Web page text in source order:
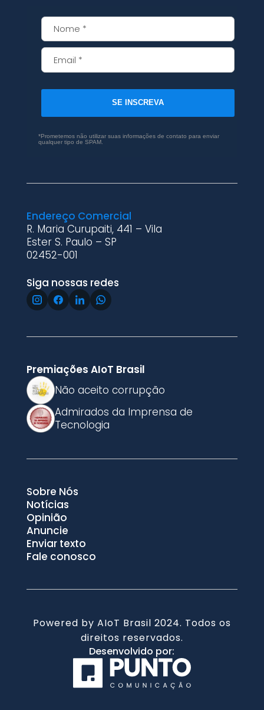
SE INSCREVA
*Prometemos não utilizar suas informações de contato para enviar
qualquer tipo de SPAM.
Endereço Comercial
R. Maria Curupaiti, 441 – Vila
Ester S. Paulo – SP
02452-001
Siga nossas redes
Premiações AIoT Brasil
Não aceito corrupção
Admirados da Imprensa de
Tecnologia
Sobre Nós
Notícias
Opinião
Anuncie
Enviar texto
Fale conosco
Powered by AIoT Brasil 2024. Todos os
direitos reservados.
Desenvolvido por: